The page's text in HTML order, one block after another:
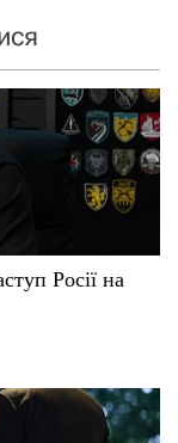
Росії на